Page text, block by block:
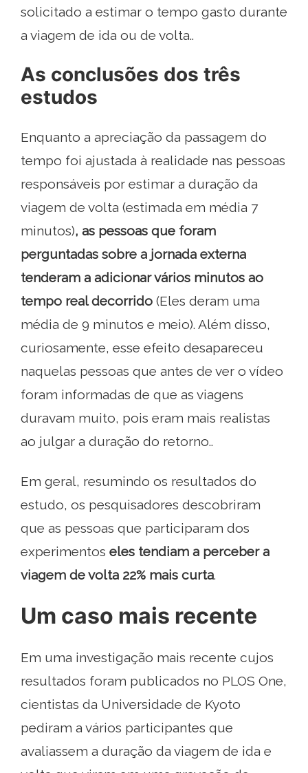
solicitado a estimar o tempo gasto durante
a viagem de ida ou de volta..
As conclusões dos três
estudos
Enquanto a apreciação da passagem do
tempo foi ajustada à realidade nas pessoas
responsáveis ​​por estimar a duração da
viagem de volta (estimada em média 7
minutos), as pessoas que foram
perguntadas sobre a jornada externa
tenderam a adicionar vários minutos ao
tempo real decorrido (Eles deram uma
média de 9 minutos e meio). Além disso,
curiosamente, esse efeito desapareceu
naquelas pessoas que antes de ver o vídeo
foram informadas de que as viagens
duravam muito, pois eram mais realistas
ao julgar a duração do retorno..
Em geral, resumindo os resultados do
estudo, os pesquisadores descobriram
que as pessoas que participaram dos
experimentos eles tendiam a perceber a
viagem de volta 22% mais curta.
Um caso mais recente
Em uma investigação mais recente cujos
resultados foram publicados no PLOS One,
cientistas da Universidade de Kyoto
pediram a vários participantes que
avaliassem a duração da viagem de ida e